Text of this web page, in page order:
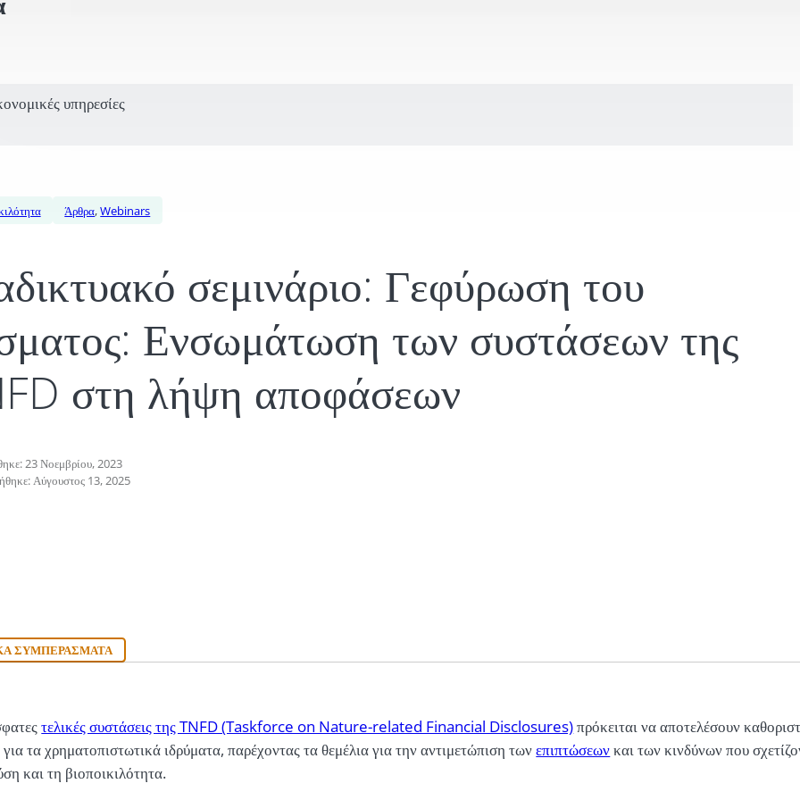
υπηρεσίες
Άρθρα,Webinars
σεμινάριο: Γεφύρωση του
Ενσωμάτωση των συστάσεων της
στη λήψη αποφάσεων
23 Νοεμβρίου, 2023
Αύγουστος 13, 2025
ΣΥΜΠΕΡΆΣΜΑΤΑ
τελικές συστάσεις της TNFD (Taskforce on Nature-related Financial Disclosures)πρόκειται να αποτελέσουν
για τα χρηματοπιστωτικά ιδρύματα, παρέχοντας τα θεμέλια για την αντιμετώπιση τωνεπιπτώσεωνκαι των κινδύνων που
και τη βιοποικιλότητα.